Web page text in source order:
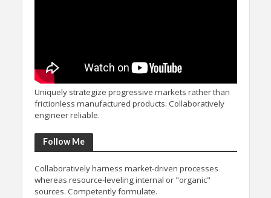
Uniquely strategize progressive markets rather than
frictionless manufactured products. Collaboratively
engineer reliable.
Follow Me
Collaboratively harness market-driven processes
whereas resource-leveling internal or "organic"
sources. Competently formulate.